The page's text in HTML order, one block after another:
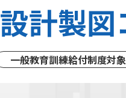
設計製図
一般教育訓練給付制度対象